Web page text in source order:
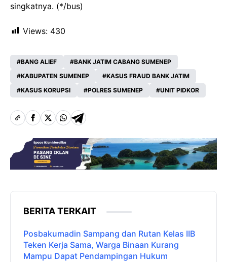
singkatnya. (*/bus)
Views: 430
BANG ALIEF
BANK JATIM CABANG SUMENEP
KABUPATEN SUMENEP
KASUS FRAUD BANK JATIM
KASUS KORUPSI
POLRES SUMENEP UNIT PIDKOR
BERITA TERKAIT
Posbakumadin Sampang dan Rutan Kelas IIB
Teken Kerja Sama, Warga Binaan Kurang
Mampu Dapat Pendampingan Hukum